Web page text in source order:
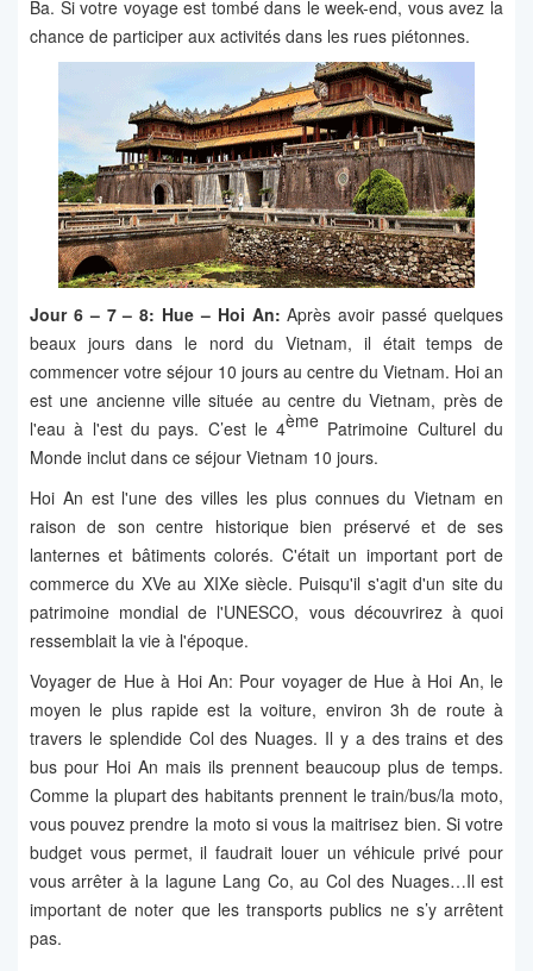
Ba. Si votre voyage est tombé dans le week-end, vous avez la
chance de participer aux activités dans les rues piétonnes.
Jour 6 – 7 – 8: Hue – Hoi An: Après avoir passé quelques
beaux jours dans le nord du Vietnam, il était temps de
commencer votre séjour 10 jours au centre du Vietnam. Hoi an
est une ancienne ville située au centre du Vietnam, près de
l'eau à l'est du pays. C’est le 4ème Patrimoine Culturel du
Monde inclut dans ce séjour Vietnam 10 jours.
Hoi An est l'une des villes les plus connues du Vietnam en
raison de son centre historique bien préservé et de ses
lanternes et bâtiments colorés. C'était un important port de
commerce du XVe au XIXe siècle. Puisqu'il s'agit d'un site du
patrimoine mondial de l'UNESCO, vous découvrirez à quoi
ressemblait la vie à l'époque.
Voyager de Hue à Hoi An: Pour voyager de Hue à Hoi An, le
moyen le plus rapide est la voiture, environ 3h de route à
travers le splendide Col des Nuages. Il y a des trains et des
bus pour Hoi An mais ils prennent beaucoup plus de temps.
Comme la plupart des habitants prennent le train/bus/la moto,
vous pouvez prendre la moto si vous la maitrisez bien. Si votre
budget vous permet, il faudrait louer un véhicule privé pour
vous arrêter à la lagune Lang Co, au Col des Nuages…Il est
important de noter que les transports publics ne s’y arrêtent
pas.